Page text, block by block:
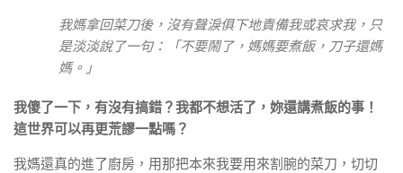
我媽拿回菜刀後，沒有聲淚俱下地責備我或哀求我，只
是淡淡說了一句：「不要鬧了，媽媽要煮飯，刀子還媽
媽。」
我傻了一下，有沒有搞錯？我都不想活了，妳還講煮飯的事！
這世界可以再更荒謬一點嗎？
我媽還真的進了廚房，用那把本來我要用來割腕的菜刀，切切